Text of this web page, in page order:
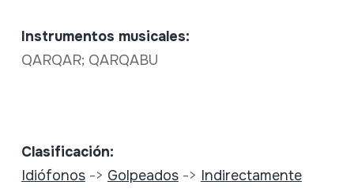
Instrumentos musicales:
QARQAR; QARQABU
Clasificación:
Idiófonos-> Golpeados-> Indirectamente